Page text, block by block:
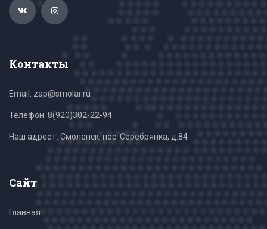
Контакты
Email: zap@smolar.ru
Телефон: 8(920)302-22-94
Наш адрес г. Смоленск, пос. Серебрянка, д.84
Сайт
Главная